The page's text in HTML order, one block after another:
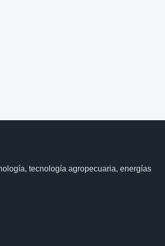
tecnología agropecuaria, energías